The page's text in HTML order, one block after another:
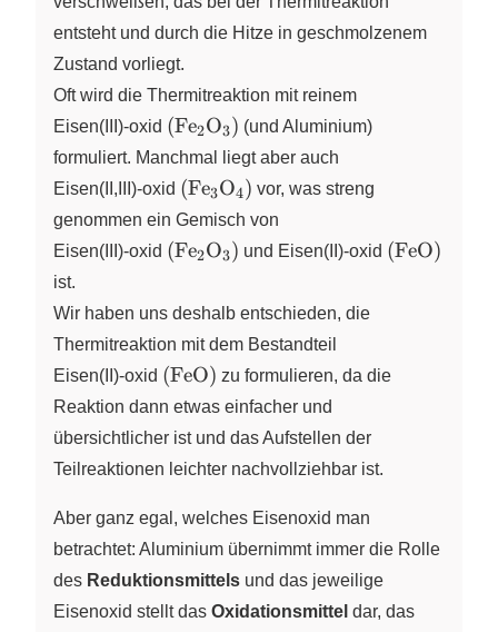
entsteht und durch die Hitze in geschmolzenem
Zustand vorliegt.
Oft wird die Thermitreaktion mit reinem
Eisen(III)‑oxid \left( \ce{Fe2O3} \right)
(FeX
2OX
3) (und Aluminium)
formuliert. Manchmal liegt aber auch
Eisen(II,III)‑oxid \left( \ce{Fe3O4} \right)
(FeX
3OX
4) vor, was streng
genommen ein Gemisch von
Eisen(III)‑oxid \left( \ce{Fe2O3} \right)
(FeX
2OX
3) und Eisen(II)‑oxid \left(
(FeO)
ist.
Wir haben uns deshalb entschieden, die
Thermitreaktion mit dem Bestandteil
Eisen(II)‑oxid \left( \ce{FeO} \right)
(FeO) zu formulieren, da die
Reaktion dann etwas einfacher und
übersichtlicher ist und das Aufstellen der
Teilreaktionen leichter nachvollziehbar ist.
Aber ganz egal, welches Eisenoxid man
betrachtet: Aluminium übernimmt immer die Rolle
des Reduktionsmittels und das jeweilige
Eisenoxid stellt das Oxidationsmittel dar, das